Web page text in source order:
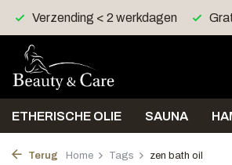
Verzending < 2 werkdagen
ETHERISCHE OLIE SAUNA
Terug Home Tags zen bath oil